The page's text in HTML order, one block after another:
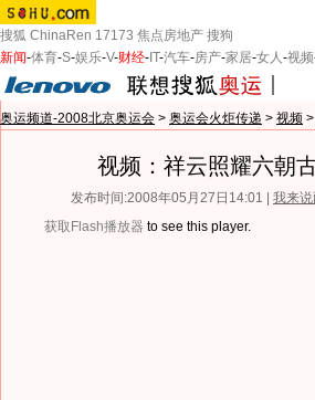
搜狐 ChinaRen 17173 焦点房地产 搜狗
新闻-体育-S-娱乐-V-财经- IT-汽车-房产-家居-女人-视频
奥运频道-2008北京奥运会 > 奥运会火炬传递 > 视频 >
视频：祥云照耀六朝
发布时间:2008年05月27日14:01 | 我来说
获取Flash播放器 to see this player.